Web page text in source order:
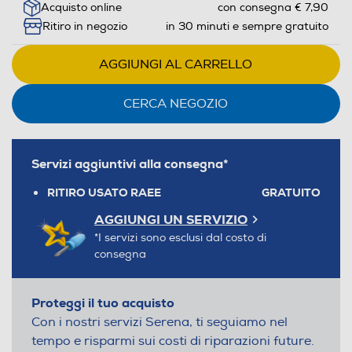
Acquisto online
con consegna € 7,90
Ritiro in negozio
in 30 minuti e sempre gratuito
AGGIUNGI AL CARRELLO
CERCA NEGOZIO
Servizi aggiuntivi alla consegna*
RITIRO USATO RAEE GRATUITO
AGGIUNGI UN SERVIZIO
*I servizi sono esclusi dal costo di
consegna
Proteggi il tuo acquisto
Con i nostri servizi Serena, ti seguiamo nel
tempo e risparmi sui costi di riparazioni future.